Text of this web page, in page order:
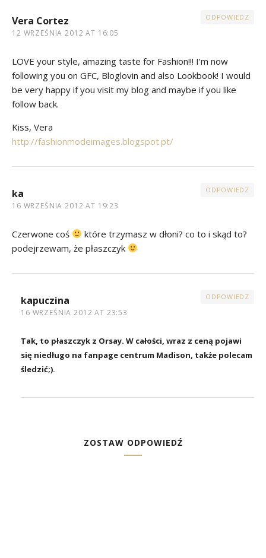
Vera Cortez
12 WRZEŚNIA 2012 AT 16:05
ODPOWIEDZ
LOVE your style, amazing taste for Fashion!!! I’m now
following you on GFC, Bloglovin and also Lookbook! I would
be very happy if you visit my blog and maybe if you like
follow back.
Kiss, Vera
http://fashionmodeimages.blogspot.pt/
ka
16 WRZEŚNIA 2012 AT 19:23
ODPOWIEDZ
Czerwone coś
które trzymasz w dłoni? co to i skąd to?
podejrzewam, że płaszczyk
kapuczina
16 WRZEŚNIA 2012 AT 23:53
ODPOWIEDZ
Tak, to płaszczyk z Orsay. W całości, wraz z ceną pojawi
się niedługo na fanpage centrum Madison, także polecam
śledzić;).
ZOSTAW ODPOWIEDŹ